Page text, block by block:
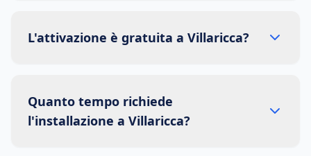
L'attivazione è gratuita a Villaricca?
Quanto tempo richiede
l'installazione a Villaricca?